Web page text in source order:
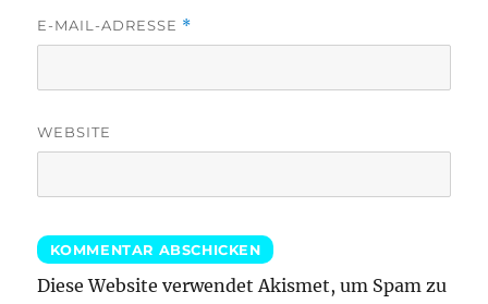
E-MAIL-ADRESSE *
WEBSITE
Diese Website verwendet Akismet, um Spam zu